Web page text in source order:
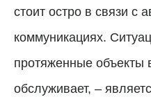
стоит остро в связи с
коммуникациях.
протяженные объекты
обслуживает, –